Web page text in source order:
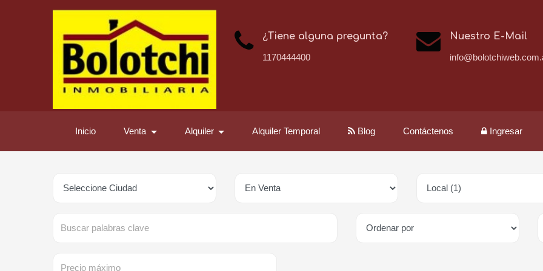
¿Tiene alguna pregunta?
1170444400
Nuestro E-Mail
Inicio Venta Alquiler Alquiler Temporal Blog Contáctenos Ingresar